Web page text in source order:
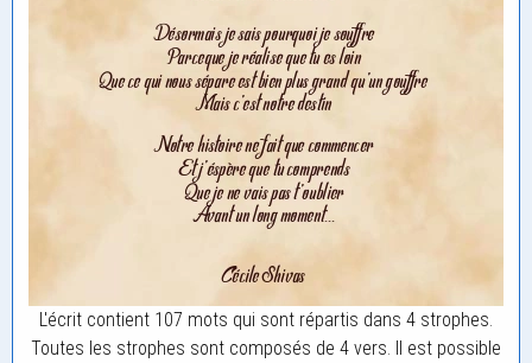
L'écrit contient 107 mots qui sont répartis dans 4 strophes.
Toutes les strophes sont composés de 4 vers. Il est possible